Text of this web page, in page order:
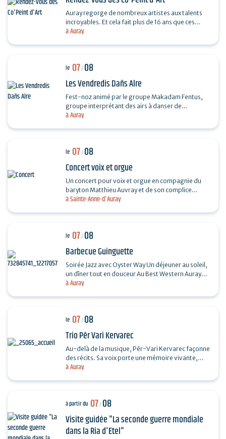
à Auray
Auray regorge de nombreux artistes aux talents
incroyables. Et cela fait plus de 16 ans que ces
derniers se réunissent tous les étés. Pour
à Auray
le 07/08
Les Vendredis Dañs Alre
Fest-noz animé par le groupe Makadam Fentus,
groupe interprétant des airs à danser de
Bretagne. Il propose des airs et des chants issus de
à Sainte-Anne-d'Auray
le 07/08
Concert voix et orgue
Un concert pour voix et orgue en compagnie du
baryton Matthieu Auvray et de son complice
Antoine Joly aux claviers, pour un moment
à Auray
le 07/08
Barbecue Guinguette
Soirée Jazz avec Oyster Way Un déjeuner au soleil,
un dîner tout en douceur Au Best Western Auray
Hôtel du Loch, la terrasse du restaurant La
à Auray
le 07/08
Trio Pêr Vari Kervarec
Au-delà de la musique, Pêr-Vari Kervarec façonne
des récits. Sa voix porte une mémoire vivante,
enracinée dans l’âme collective, où chaque mot…
à partir du 07/08
Visite guidée "La seconde guerre mondiale
dans la Ria d'Etel"